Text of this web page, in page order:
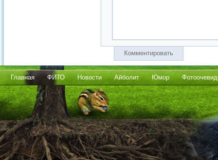
Комментировать
Главная ФИТО Новости Айболит Юмор